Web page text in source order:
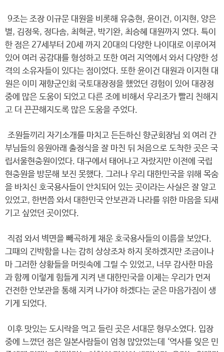
9조는 조장 이규문 대원을 비롯해 유충현, 윤이건, 이지현, 양은
별, 김정욱, 정다솜, 최혁균, 박기완, 최승혜 대원까지 였다. 특이
한 점은 27세부터 20세 까지 20대의 다양한 나이대로 이루어져
있어 여러 공감대를 형성하고 또한 여러 지역에서 와서 다양한 성
격의 소유자들이 있다는 점이었다. 또한 윤이건 대원과 이지현 대
원은 이미 재향군인회 국토대장정을 했었던 경험이 있어 대장정
중에 많은 도움이 되었고 다른 조에 비해서 우리조가 빨리 친해지
고 더 끈끈해지도록 많은 도움을 주었다.
조원들끼리 자기소개를 마치고 든든하신 향군회장님 외 여러 간
부님들의 응원아래 출정식을 잘 마친 뒤 처음으로 도착한 곳은 국
립서울현충원이었다. 대구에서 태어나고 자랐지만 이전에 국립
현충원을 방문해 보진 못했다. 그러나 우리 대한민국을 위해 목숨
을 바치신 호국용사들이 안치되어 있는 곳이라는 사실은 잘 알고
있었고, 한번쯤 와서 대한민국 안보관과 나라를 위한 마음을 되새
기고 싶었던 곳이었다.
직접 와서 벽면을 빼곡하게 채운 호국용사들의 이름을 보았다.
그때의 긴박함을 나는 감히 상상조차 하지 못하겠지만 조금이나
마 그러한 상황들을 머릿속에 그릴 수 있었고, 너무 감사한 마음
과 함께 이렇게 힘들게 지켜 낸 대한민국을 이제는 우리가 먼저
건전한 안보관을 통해 지켜 나가야 하겠다는 굳은 마음가짐이 생
기게 되었다.
이후 맛있는 도시락을 먹고 들린 곳은 서대문 형무소였다. 입장
중에 느꼈던 점은 일본사람들이 엄청 많았었는데 ‘역사를 잊은 민